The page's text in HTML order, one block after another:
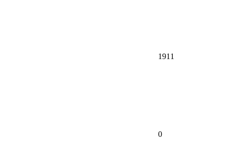
1911
0